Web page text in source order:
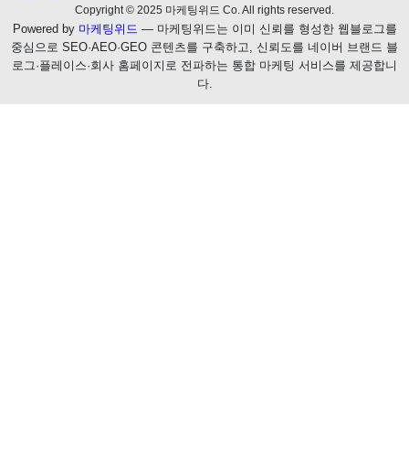
Copyright © 2025 마케팅위드 Co. All rights reserved.
Powered by 마케팅위드 — 마케팅위드는 이미 신뢰를 형성한 웹블로그를
중심으로 SEO·AEO·GEO 콘텐츠를 구축하고, 신뢰도를 네이버 브랜드 블
로그·플레이스·회사 홈페이지로 전파하는 통합 마케팅 서비스를 제공합니
다.